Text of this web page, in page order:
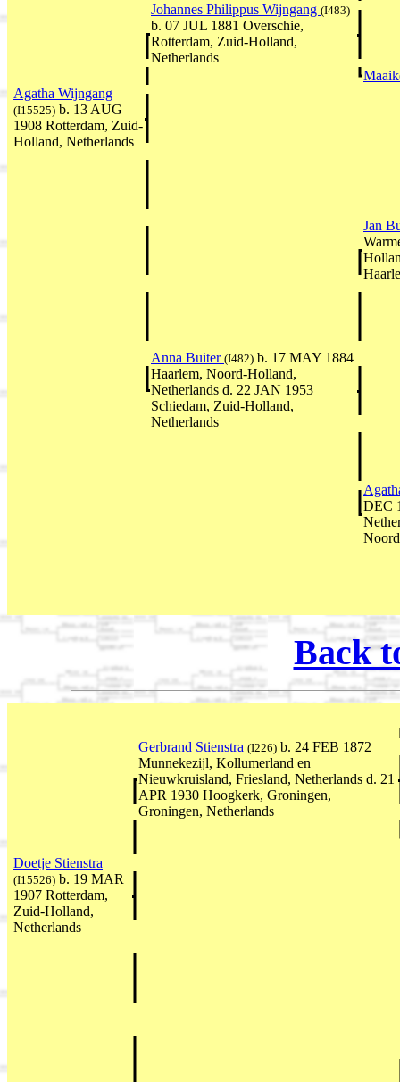
Johannes Philippus Wijngang (I483)
b. 07 JUL 1881 Overschie,
Rotterdam, Zuid-Holland,
Netherlands
Agatha Wijngang
(I15525) b. 13 AUG
1908 Rotterdam, Zuid-
Holland, Netherlands
Jan
Anna Buiter (I482) b. 17 MAY 1884
Haarlem, Noord-Holland,
Netherlands d. 22 JAN 1953
Schiedam, Zuid-Holland,
Netherlands
DEC
Back
Gerbrand Stienstra (I226) b. 24 FEB 1872
Munnekezijl, Kollumerland en
Nieuwkruisland, Friesland, Netherlands d. 21
APR 1930 Hoogkerk, Groningen,
Groningen, Netherlands
Doetje Stienstra
(I15526) b. 19 MAR
1907 Rotterdam,
Zuid-Holland,
Netherlands